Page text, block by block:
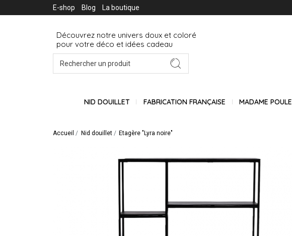
E-shop Blog La boutique
Découvrez notre univers doux et coloré
pour votre déco et idées cadeau
NID DOUILLET FABRICATION FRANÇAISE MADAME POULE
Accueil Nid douillet Etagère "Lyra noire"